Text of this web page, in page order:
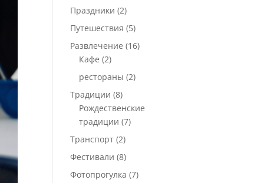
Праздники (2)
Путешествия (5)
Развлечение (16)
Кафе (2)
рестораны (2)
Традиции (8)
Рождественские
традиции (7)
Транспорт (2)
Фестивали (8)
Фотопрогулка (7)